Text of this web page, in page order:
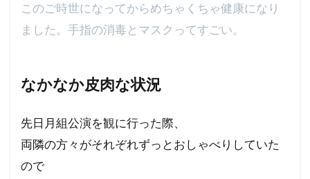
このご時世になってからめちゃくちゃ健康になり
ました。手指の消毒とマスクってすごい。
なかなか皮肉な状況
先日月組公演を観に行った際、
両隣の方々がそれぞれずっとおしゃべりしていた
ので